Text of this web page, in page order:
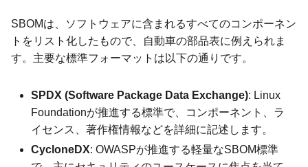
SBOMは、ソフトウェアに含まれるすべてのコンポーネン
トをリスト化したもので、自動車の部品表に例えられま
す。主要な標準フォーマットは以下の通りです。
SPDX (Software Package Data Exchange): Linux
Foundationが推進する標準で、コンポーネント、ラ
イセンス、著作権情報などを詳細に記述します。
CycloneDX: OWASPが推進する軽量なSBOM標準